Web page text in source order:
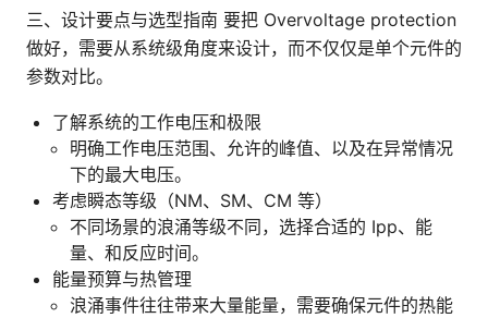
三、设计要点与选型指南 要把 Overvoltage protection
做好，需要从系统级角度来设计，而不仅仅是单个元件的
参数对比。
了解系统的工作电压和极限
明确工作电压范围、允许的峰值、以及在异常情况
下的最大电压。
考虑瞬态等级（NM、SM、CM 等）
不同场景的浪涌等级不同，选择合适的 Ipp、能
量、和反应时间。
能量预算与热管理
浪涌事件往往带来大量能量，需要确保元件的热能